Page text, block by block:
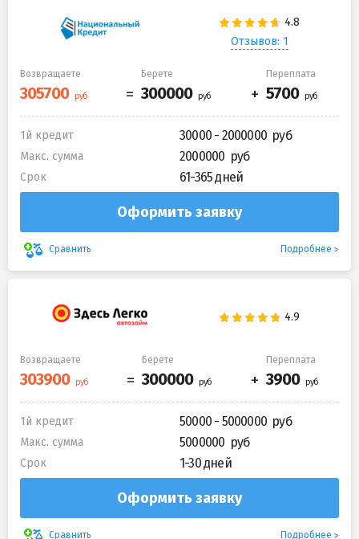
Отзывов: 1
Возвращаете Берете Переплата
1й кредит 30000 - 2000000
Макс. сумма 2000000
Срок 61-365 дней
Оформить заявку
Сравнить Подробнее
Возвращаете Берете Переплата
1й кредит 50000 - 5000000
Макс. сумма 5000000
Срок 1-30 дней
Оформить заявку
Сравнить Подробнее